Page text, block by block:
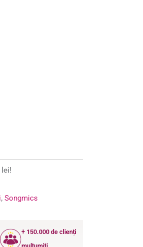
lei!
,Songmics
+ 150.000 de clienți